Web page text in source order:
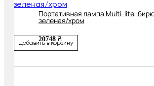
Портативная лампа Multi-lite,
зеленая/хром
20748 ₴
Добавить в корзину